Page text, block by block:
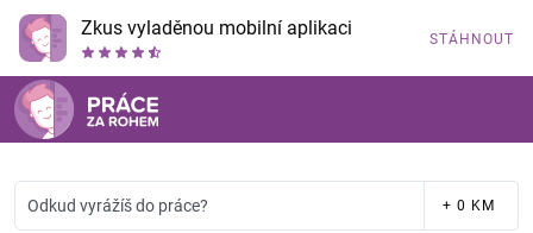
Zkus vyladěnou mobilní aplikaci STÁHNOUT
Odkud vyrážíš do práce? + 0 KM